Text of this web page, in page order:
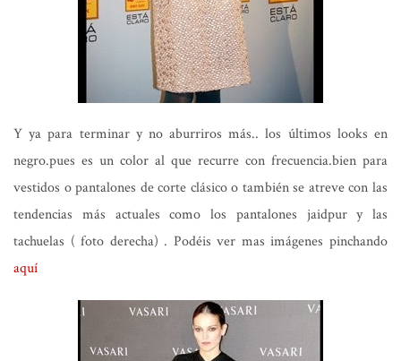
Y ya para terminar y no aburriros más.. los últimos looks en
negro.pues es un color al que recurre con frecuencia.bien para
vestidos o pantalones de corte clásico o también se atreve con las
tendencias más actuales como los pantalones jaidpur y las
tachuelas ( foto derecha) . Podéis ver mas imágenes pinchando
aquí